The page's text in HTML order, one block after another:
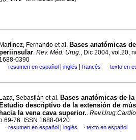
Martínez, Fernando et al. Bases anatómicas
. Rev. Méd. Urug., Dic 2004, vol.20,
1688-0390
· resumen en español inglés francés · texto en
Laza, Sebastián et al. Bases anatómicas de
Estudio descriptivo de la extensión de
hacia la vena cava superior..
76. ISSN 1688-0420
· resumen en español inglés · texto en español